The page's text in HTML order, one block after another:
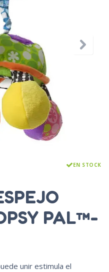
EN STOCK
PAL™-
unir estimula el